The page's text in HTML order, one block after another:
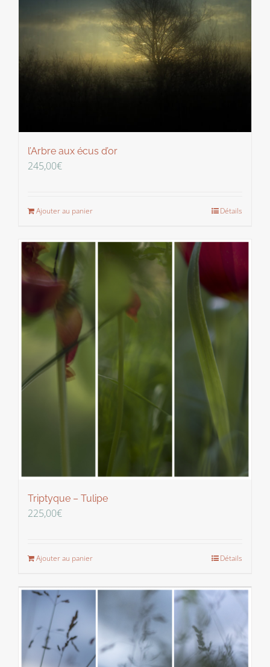
l’Arbre aux écus d’or
245,00€
Ajouter au panier Détails
Triptyque – Tulipe
225,00€
Ajouter au panier Détails